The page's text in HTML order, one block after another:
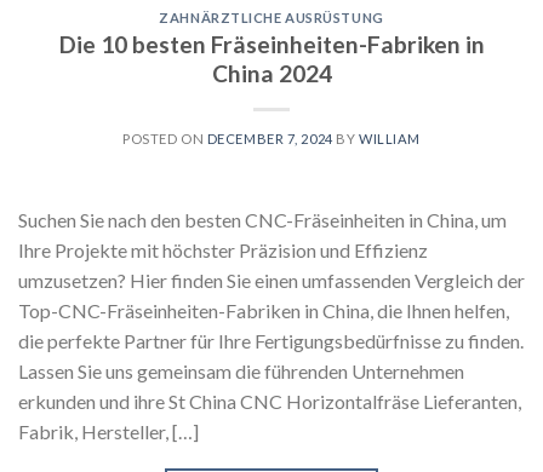
ZAHNÄRZTLICHE AUSRÜSTUNG
Die 10 besten Fräseinheiten-Fabriken in
China 2024
POSTED ON DECEMBER 7, 2024 BY WILLIAM
Suchen Sie nach den besten CNC-Fräseinheiten in China, um
Ihre Projekte mit höchster Präzision und Effizienz
umzusetzen? Hier finden Sie einen umfassenden Vergleich der
Top-CNC-Fräseinheiten-Fabriken in China, die Ihnen helfen,
die perfekte Partner für Ihre Fertigungsbedürfnisse zu finden.
Lassen Sie uns gemeinsam die führenden Unternehmen
erkunden und ihre St China CNC Horizontalfräse Lieferanten,
Fabrik, Hersteller, […]